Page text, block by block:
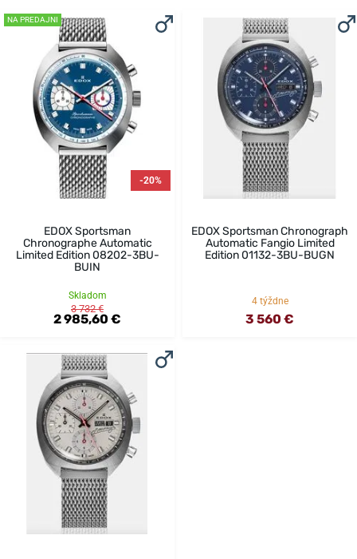
NA PREDAJNI
-20%
EDOX Sportsman
Chronographe Automatic
Limited Edition 08202-3BU-
BUIN
Skladom
3 732 €
2 985,60 €
EDOX Sportsman Chronograph
Automatic Fangio Limited
Edition 01132-3BU-BUGN
4 týždne
3 560 €